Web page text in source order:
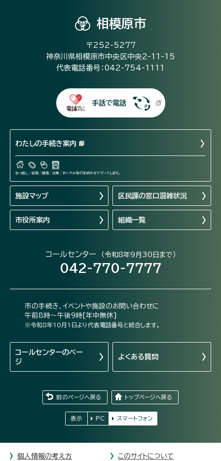
相模原市
〒252-5277
神奈川県相模原市中央区中央2-11-15
代表電話番号：042-754-1111
手話で電話
わたしの手続き案内
引っ越し / 結婚 / 離婚 / 出産 / おくやみ等の手続きをサポートします。
施設マップ 区民課の窓口混雑状況
市役所案内 組織一覧
コールセンター （令和8年9月30日まで）
042-770-7777
市の手続き、イベントや施設のお問い合わせに
午前8時～午後9時[年中無休]
※令和8年10月1日より代表電話番号と統合します。
コールセンターのペー
ジ
よくある質問
前のページへ戻る トップページへ戻る
表示 PC スマートフォン
個人情報の考え方 このサイトについて